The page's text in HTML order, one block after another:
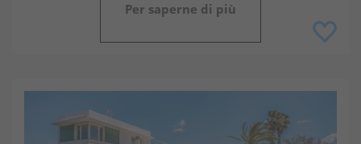
Per saperne di più